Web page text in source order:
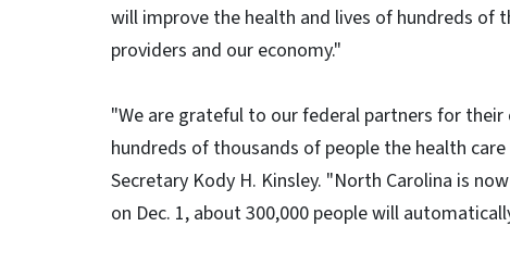
will improve the health and lives of hundreds of
providers and our economy."
"We are grateful to our federal partners for
hundreds of thousands of people the health
Secretary Kody H. Kinsley. "North Carolina is
on Dec. 1, about 300,000 people will